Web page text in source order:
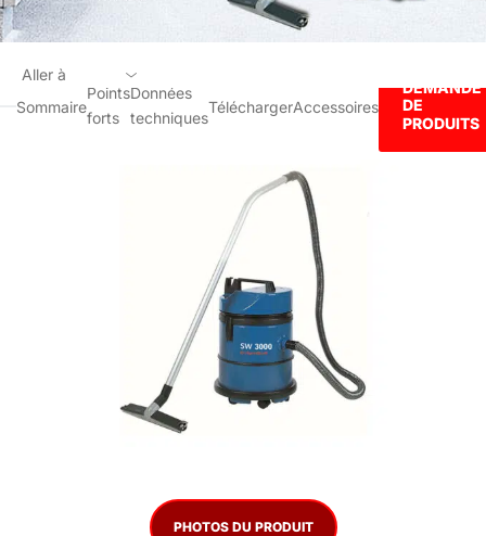
Sommaire
Points
forts
Données
techniques
TéléchargerAccessoires
DEMANDE
DE
PRODUITS
Aller à
Sommaire
DEMANDE DE PRODUITS
PHOTOS DU PRODUIT